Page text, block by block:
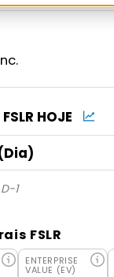
HOJE
1
FSLR
ENTERPRISE
VALUE (EV)